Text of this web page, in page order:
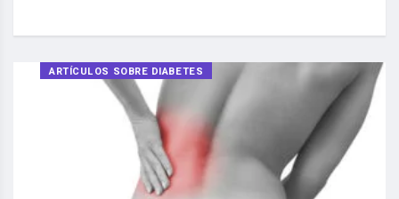
ARTÍCULOS SOBRE DIABETES